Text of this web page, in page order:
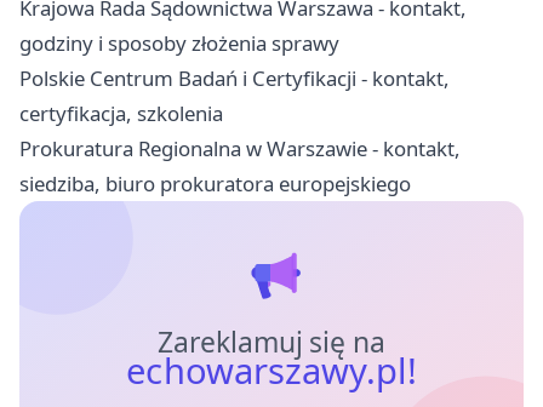
Krajowa Rada Sądownictwa Warszawa - kontakt,
godziny i sposoby złożenia sprawy
Polskie Centrum Badań i Certyfikacji - kontakt,
certyfikacja, szkolenia
Prokuratura Regionalna w Warszawie - kontakt,
siedziba, biuro prokuratora europejskiego
Zareklamuj się na
echowarszawy.pl!